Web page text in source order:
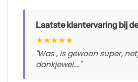
Laatste klantervaring bij
★★★★★
"Was , is gewoon super,
dankjewel...."